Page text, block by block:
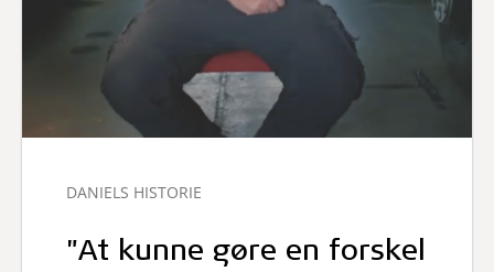
DANIELS HISTORIE
"At kunne gøre en forskel